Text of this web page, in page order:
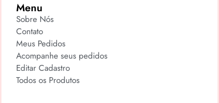
Menu
Sobre Nós
Contato
Meus Pedidos
Acompanhe seus pedidos
Editar Cadastro
Todos os Produtos